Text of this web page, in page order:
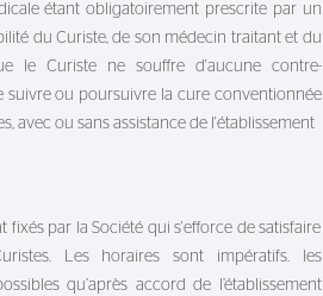
étant obligatoirement prescrite par un
du Curiste, de son médecin traitant et du
le Curiste ne souffre d'aucune contre-
suivre ou poursuivre la cure conventionnée
avec ou sans assistance de l'établissement
fixés par la Société qui s'efforce de satisfaire
Les horaires sont impératifs. les
qu’après accord de l’établissement